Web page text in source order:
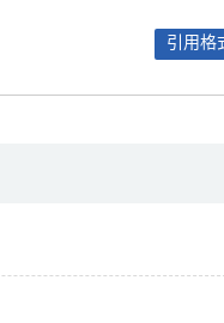
引用格